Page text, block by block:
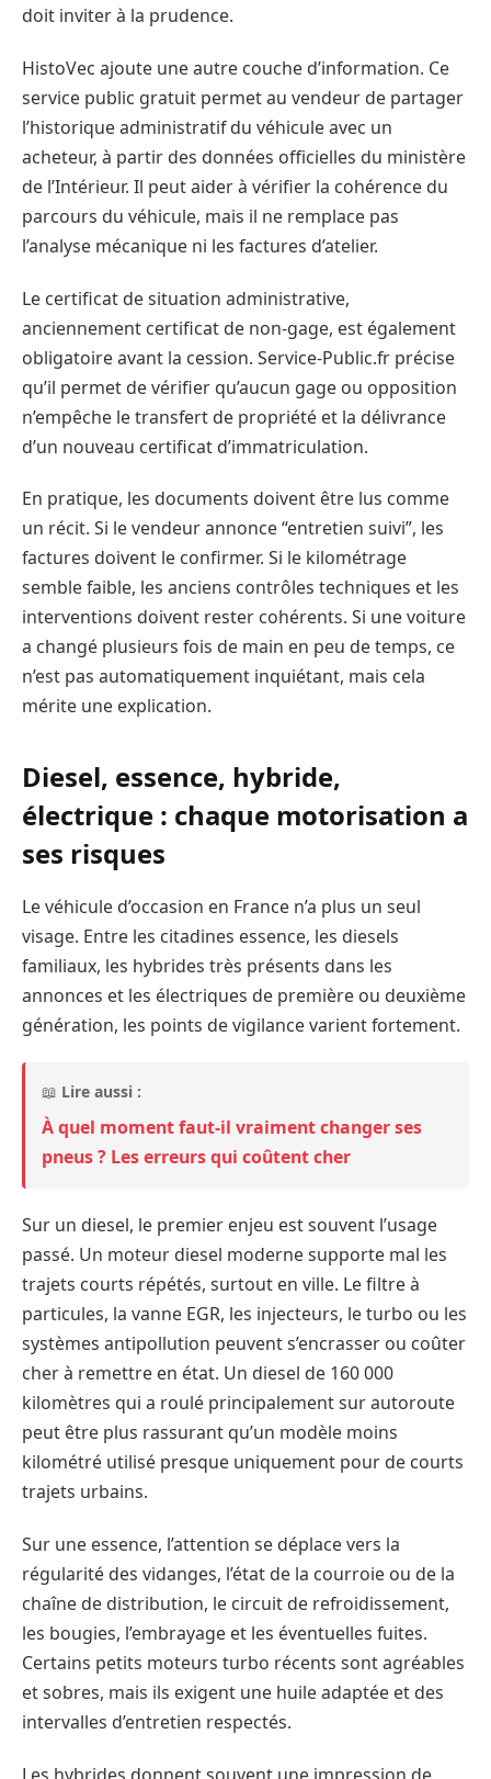
doit inviter à la prudence.
HistoVec ajoute une autre couche d’information. Ce
service public gratuit permet au vendeur de partager
l’historique administratif du véhicule avec un
acheteur, à partir des données officielles du ministère
de l’Intérieur. Il peut aider à vérifier la cohérence du
parcours du véhicule, mais il ne remplace pas
l’analyse mécanique ni les factures d’atelier.
Le certificat de situation administrative,
anciennement certificat de non-gage, est également
obligatoire avant la cession. Service-Public.fr précise
qu’il permet de vérifier qu’aucun gage ou opposition
n’empêche le transfert de propriété et la délivrance
d’un nouveau certificat d’immatriculation.
En pratique, les documents doivent être lus comme
un récit. Si le vendeur annonce “entretien suivi”, les
factures doivent le confirmer. Si le kilométrage
semble faible, les anciens contrôles techniques et les
interventions doivent rester cohérents. Si une voiture
a changé plusieurs fois de main en peu de temps, ce
n’est pas automatiquement inquiétant, mais cela
mérite une explication.
Diesel, essence, hybride,
électrique : chaque motorisation a
ses risques
Le véhicule d’occasion en France n’a plus un seul
visage. Entre les citadines essence, les diesels
familiaux, les hybrides très présents dans les
annonces et les électriques de première ou deuxième
génération, les points de vigilance varient fortement.
📖 Lire aussi :
À quel moment faut-il vraiment changer ses
pneus ? Les erreurs qui coûtent cher
Sur un diesel, le premier enjeu est souvent l’usage
passé. Un moteur diesel moderne supporte mal les
trajets courts répétés, surtout en ville. Le filtre à
particules, la vanne EGR, les injecteurs, le turbo ou les
systèmes antipollution peuvent s’encrasser ou coûter
cher à remettre en état. Un diesel de 160 000
kilomètres qui a roulé principalement sur autoroute
peut être plus rassurant qu’un modèle moins
kilométré utilisé presque uniquement pour de courts
trajets urbains.
Sur une essence, l’attention se déplace vers la
régularité des vidanges, l’état de la courroie ou de la
chaîne de distribution, le circuit de refroidissement,
les bougies, l’embrayage et les éventuelles fuites.
Certains petits moteurs turbo récents sont agréables
et sobres, mais ils exigent une huile adaptée et des
intervalles d’entretien respectés.